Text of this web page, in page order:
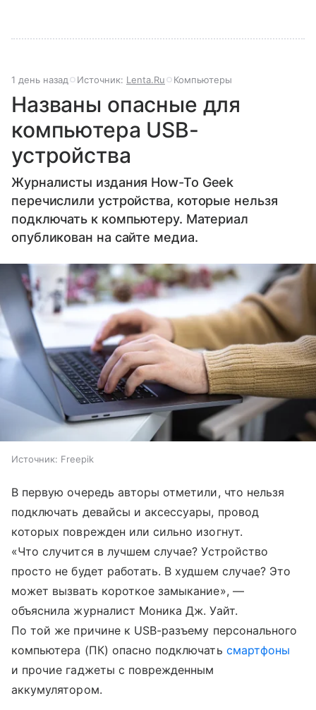
1 день назад Источник: Lenta.Ru Компьютеры
Названы опасные для
компьютера USB-
устройства
Журналисты издания How-To Geek
перечислили устройства, которые нельзя
подключать к компьютеру. Материал
опубликован на сайте медиа.
Источник: Freepik
В первую очередь авторы отметили, что нельзя
подключать девайсы и аксессуары, провод
которых поврежден или сильно изогнут.
«Что случится в лучшем случае? Устройство
просто не будет работать. В худшем случае? Это
может вызвать короткое замыкание», —
объяснила журналист Моника Дж. Уайт.
По той же причине к USB-разъему персонального
компьютера (ПК) опасно подключать смартфоны
и прочие гаджеты с поврежденным
аккумулятором.